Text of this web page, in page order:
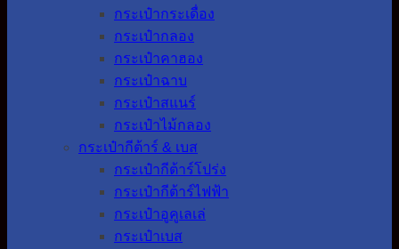
กระเป๋ากระเดื่อง
กระเป๋ากลอง
กระเป๋าคาฮอง
กระเป๋าฉาบ
กระเป๋าสแนร์
กระเป๋าไม้กลอง
กระเป๋ากีต้าร์ & เบส
กระเป๋ากีต้าร์โปร่ง
กระเป๋ากีต้าร์ไฟฟ้า
กระเป๋าอูคูเลเล่
กระเป๋าเบส